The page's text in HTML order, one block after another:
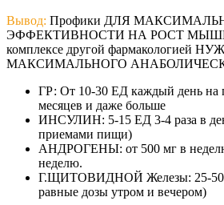
Вывод: Профики ДЛЯ
ЭФФЕКТИВНОСТИ НА РОСТ МЫШЦ
комплексе другой фармакологией
МАКСИМАЛЬНОГО
ГР: От 10-30 ЕД каждый день на
месяцев и даже больше
ИНСУЛИН: 5-15 ЕД 3-4 раза в
приемами пищи)
АНДРОГЕНЫ: от 500 мг в
неделю.
Г.ЩИТОВИДНОЙ Железы: 25-50
равные дозы утром и вечером)